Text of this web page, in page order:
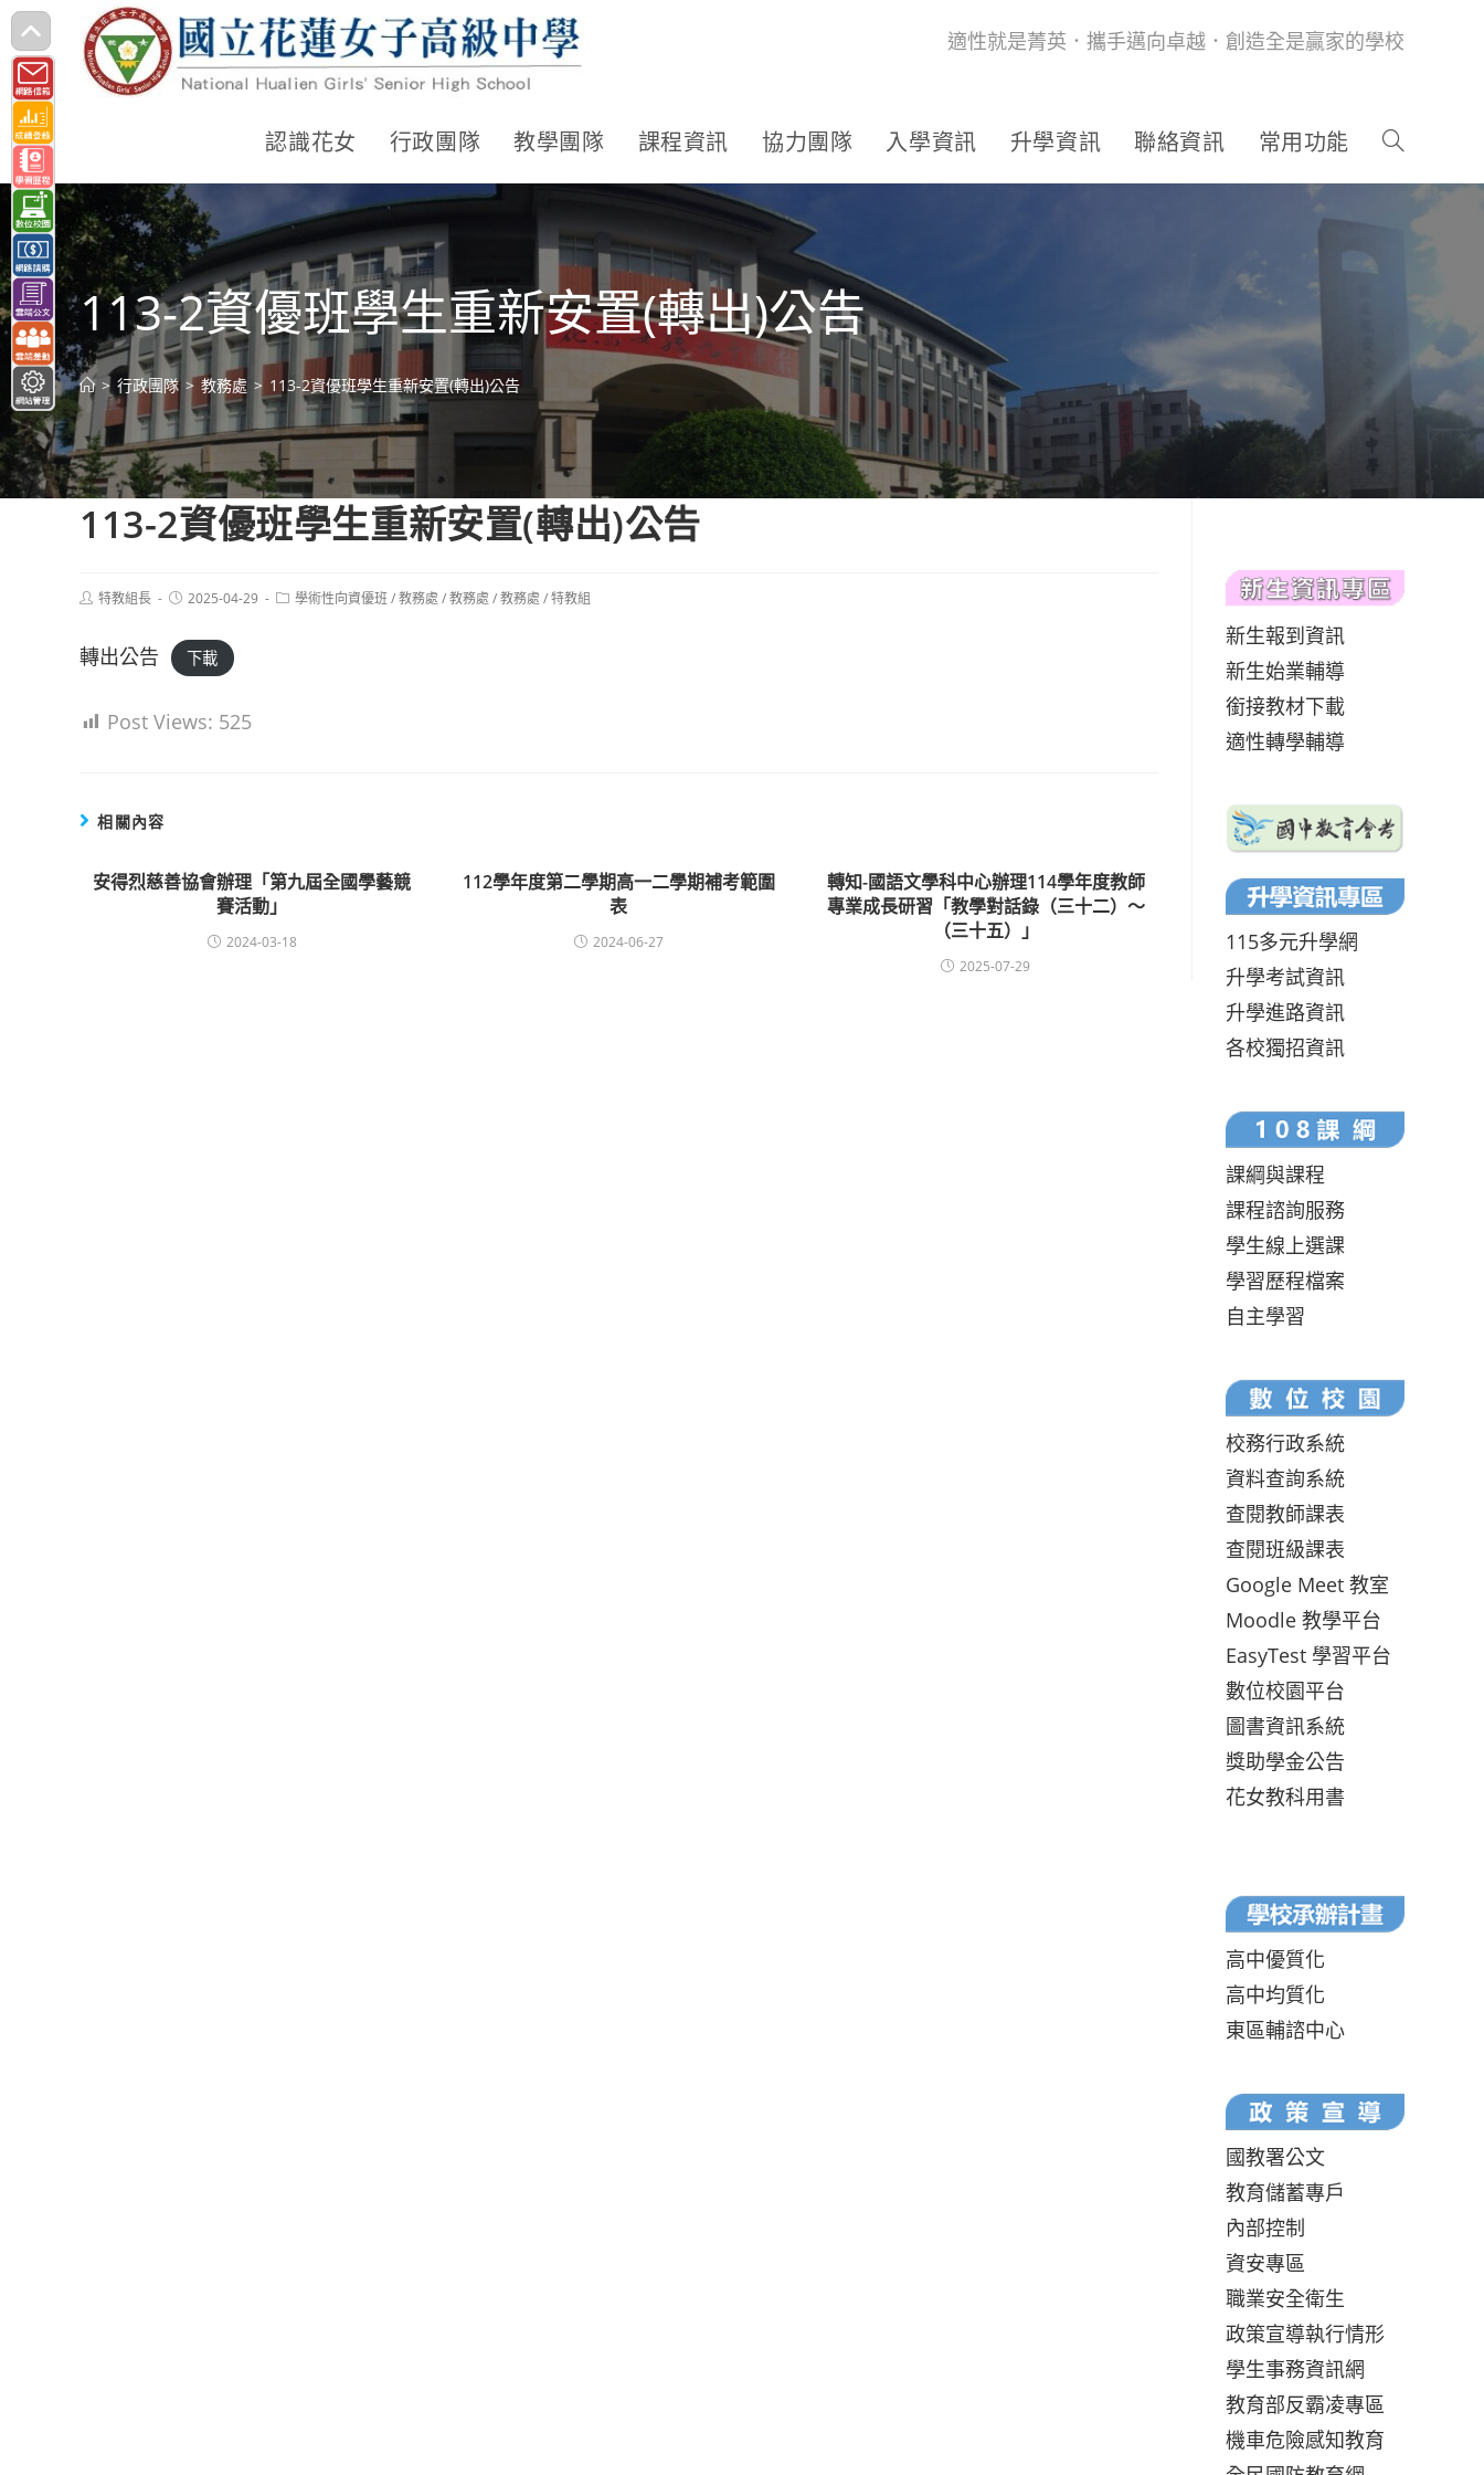
跳
轉
至
主
要
內
容
適性就是菁英．攜手邁向卓越．創造全是贏家的學校
認識花女 行政團隊 教學團隊 課程資訊 協力團隊 入學資訊 升學資訊 聯絡資訊 常用功能
113-2資優班學生重新安置(轉出)公告
> 行政團隊 > 教務處 > 113-2資優班學生重新安置(轉出)公告
113-2資優班學生重新安置(轉出)公告
Post特教組長
Post2025-04-29
Post學術性向資優班/教務處 /教務處 /教務處 /特教組
轉出公告 下載
Post Views: 525
相關內容
安得烈慈善協會辦理「第九屆全國學藝競
賽活動」
2024-03-18
112學年度第二學期高一二學期補考範圍
表
2024-06-27
轉知-國語文學科中心辦理114學年度教師
專業成長研習「教學對話錄（三十二）～
（三十五）」
2025-07-29
新生報到資訊
新生始業輔導
銜接教材下載
適性轉學輔導
115多元升學網
升學考試資訊
升學進路資訊
各校獨招資訊
課綱與課程
課程諮詢服務
學生線上選課
學習歷程檔案
自主學習
校務行政系統
資料查詢系統
查閱教師課表
查閱班級課表
Google Meet 教室
Moodle 教學平台
EasyTest 學習平台
數位校園平台
圖書資訊系統
獎助學金公告
花女教科用書
高中優質化
高中均質化
東區輔諮中心
國教署公文
教育儲蓄專戶
內部控制
資安專區
職業安全衛生
政策宣導執行情形
學生事務資訊網
教育部反霸凌專區
機車危險感知教育